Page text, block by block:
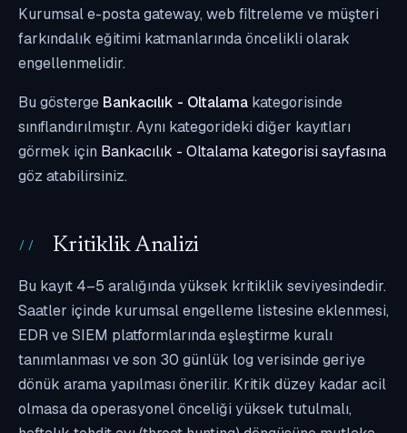
Kurumsal e-posta gateway, web filtreleme ve müşteri
farkındalık eğitimi katmanlarında öncelikli olarak
engellenmelidir.
Bu gösterge Bankacılık - Oltalama kategorisinde
sınıflandırılmıştır. Aynı kategorideki diğer kayıtları
görmek için Bankacılık - Oltalama kategorisi sayfasına
göz atabilirsiniz.
Kritiklik Analizi
Bu kayıt 4–5 aralığında yüksek kritiklik seviyesindedir.
Saatler içinde kurumsal engelleme listesine eklenmesi,
EDR ve SIEM platformlarında eşleştirme kuralı
tanımlanması ve son 30 günlük log verisinde geriye
dönük arama yapılması önerilir. Kritik düzey kadar acil
olmasa da operasyonel önceliği yüksek tutulmalı,